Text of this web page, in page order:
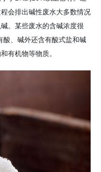
会排出碱性废水大多数情况
。某些废水的含碱浓度很
酸、碱外还含有酸式盐和碱
有机物等物质。